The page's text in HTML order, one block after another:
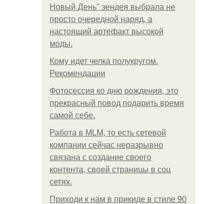
Новый День" зендея выбрала не
просто очередной наряд, а
настоящий артефакт высокой
моды.
Кому идет челка полукругом.
Рекомендации
Фотосессия ко дню рождения, это
прекрасный повод подарить время
самой себе.
Работа в MLM, то есть сетевой
компании сейчас неразрывно
связана с создание своего
контента, своей страницы в соц
сетях.
Приходи к нам в прикиде в стиле 90